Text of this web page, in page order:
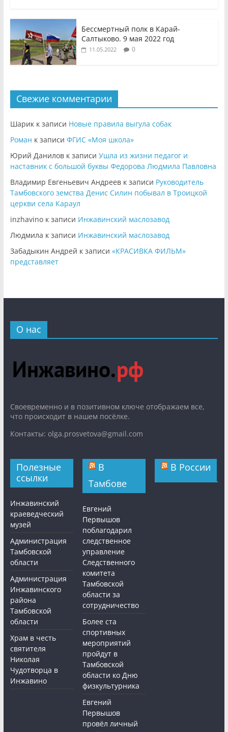
Бессмертный полк в Карай-
Салтыково. 9 мая 2022 год
11.05.2022 0
Свежие комментарии
Шарикк записи Новые правила выгула собак
Роман к записи ФГИС «Моя школа»
Юрий Даниловк записи Ушла из жизни педагог и
наставник с большой буквы Федорова Людмила Павловна
Владимир Евгеньевич Андреевк записи Руководитель
Тамбовского земства Денис Силин побывал в Троицкой
церкви села Караул
inzhavinoк записи Инжавинский маслозавод
Людмила к записи Инжавинский маслозавод
Забадыкин Андрей к записи «КРАСИВКА ФИЛЬМ»
представляет
О нас
Cвоевременно и в позитивном ключе отображаем все,
что происходит в нашем посёлке.
Контакты: olga.prosvetova@gmail.com
Полезные
ссылки
Инжавинский
краеведческий
музей
Администрация
Тамбовской
области
Администрация
Инжавинского
района
Тамбовской
области
Храм в честь
святителя
Николая
Чудотворца в
Инжавино
В
Тамбове
Евгений
Первышов
поблагодарил
следственное
управление
Следственного
комитета
Тамбовской
области за
сотрудничество
Более ста
спортивных
мероприятий
пройдут в
Тамбовской
области ко Дню
физкультурника
Евгений
Первышов
провёл личный
В России